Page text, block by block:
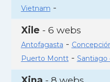
Vietnam -
Xile - 6 webs
Antofagasta -
Puerto Montt- Santiago